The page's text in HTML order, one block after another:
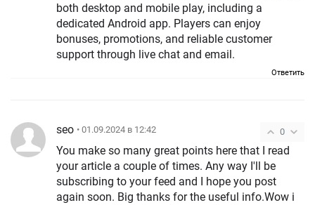
both desktop and mobile play, including a
dedicated Android app. Players can enjoy
bonuses, promotions, and reliable customer
support through live chat and email.
Ответить
0
seo • 01.09.2024 в 12:42
You make so many great points here that I read
your article a couple of times. Any way I'll be
subscribing to your feed and I hope you post
again soon. Big thanks for the useful info.Wow i